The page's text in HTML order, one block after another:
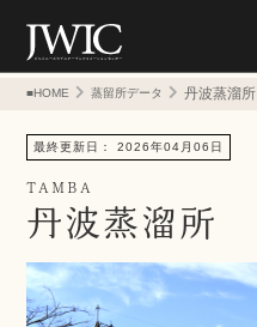
■HOME 蒸留所データ 丹波蒸溜所
最終更新日： 2026年04月06日
TAMBA
丹波蒸溜所